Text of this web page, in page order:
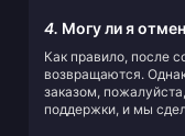
4. Могу ли я
Как правило, после
возвращаются.
заказом,
поддержки, и мы